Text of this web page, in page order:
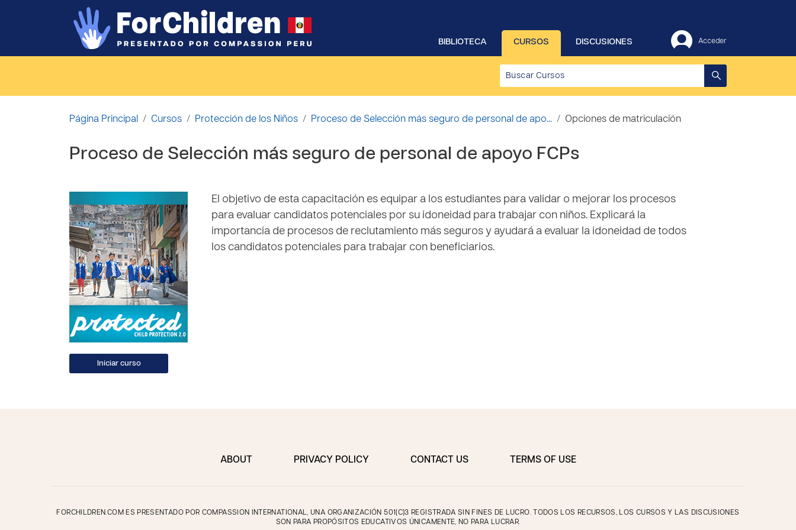
Salta al contenido principal
BIBLIOTECA CURSOS DISCUSIONES Acceder
Página Principal Cursos Protección de los Niños Proceso de Selección más seguro de personal de apo... Opciones de matriculación
Proceso de Selección más seguro de personal de apoyo FCPs
El objetivo de esta capacitación es equipar a los estudiantes para validar o mejorar los procesos
para evaluar candidatos potenciales por su idoneidad para trabajar con niños. Explicará la
importancia de procesos de reclutamiento más seguros y ayudará a evaluar la idoneidad de todos
los candidatos potenciales para trabajar con beneficiarios.
ABOUT PRIVACY POLICY CONTACT US TERMS OF USE
FORCHILDREN.COM ES PRESENTADO POR COMPASSION INTERNATIONAL, UNA ORGANIZACIÓN 501(C)3 REGISTRADA SIN FINES DE LUCRO. TODOS LOS RECURSOS, LOS CURSOS Y LAS DISCUSIONES
SON PARA PROPÓSITOS EDUCATIVOS ÚNICAMENTE, NO PARA LUCRAR.